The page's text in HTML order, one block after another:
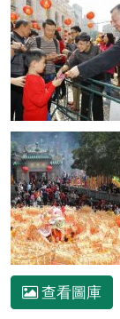
查看圖庫